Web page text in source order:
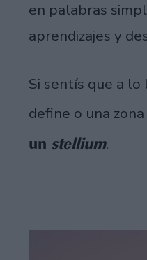
en palabras
aprendizajes y
Si sentís que a
define o una
un stellium.